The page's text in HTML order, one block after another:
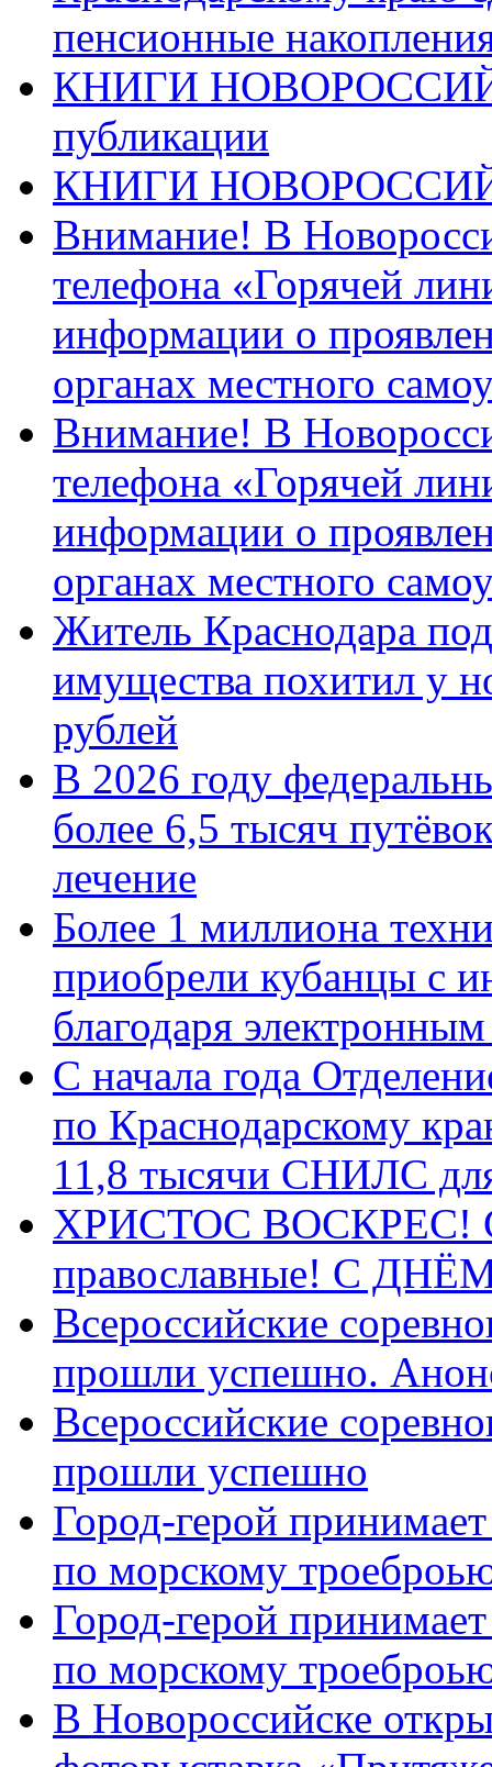
пенсионные
КНИГИ
публикации
КНИГИ
Внимание! В
телефона «Горячей
информации о
органах местного
Внимание! В
телефона «Горячей
информации о
органах местного
Житель Краснодара
имущества похитил у
рублей
В 2026 году
более 6,5 тысяч
лечение
Более 1 миллиона
приобрели кубанцы с
благодаря
С начала года
по Краснодарскому
11,8 тысячи СНИЛС
ХРИСТОС ВОСКРЕС! С
православные! C
Всероссийские
прошли успешно.
Всероссийские
прошли успешно
Город-герой
по морскому
Город-герой
по морскому
В Новороссийске